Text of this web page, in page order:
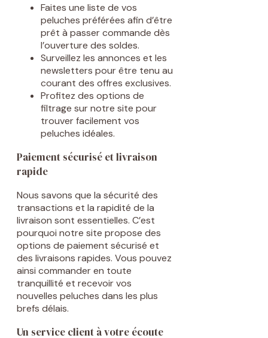
Faites une liste de vos
peluches préférées afin d’être
prêt à passer commande dès
l’ouverture des soldes.
Surveillez les annonces et les
newsletters pour être tenu au
courant des offres exclusives.
Profitez des options de
filtrage sur notre site pour
trouver facilement vos
peluches idéales.
Paiement sécurisé et livraison
rapide
Nous savons que la sécurité des
transactions et la rapidité de la
livraison sont essentielles. C’est
pourquoi notre site propose des
options de paiement sécurisé et
des livraisons rapides. Vous pouvez
ainsi commander en toute
tranquillité et recevoir vos
nouvelles peluches dans les plus
brefs délais.
Un service client à votre écoute